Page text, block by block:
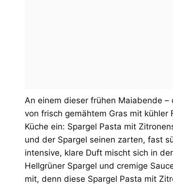
An einem dieser frühen Maiabende
von frisch gemähtem Gras mit
Küche ein: Spargel Pasta mit
und der Spargel seinen zarten, fast
intensive, klare Duft mischt sich in
Hellgrüner Spargel und cremige
mit, denn diese Spargel Pasta mit